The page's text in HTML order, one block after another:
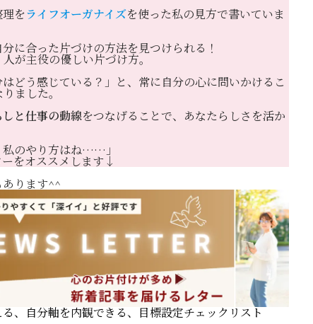
暮らしを磨く
ニュースレター
お問い合わせ
をライフオーガナイズを使った私の見方で書いていま
分に合った片づけの方法を見つけられる！
が主役の優しい片づけ方。
どう感じている？」と、常に自分の心に問いかけるこ
ました。
と仕事の動線をつなげることで、あなたらしさを活か
私のやり方はね……」
をオススメします↓
ります^^
、自分軸を内観できる、目標設定チェックリスト